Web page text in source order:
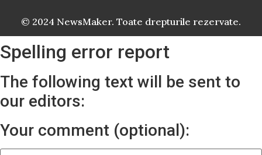
© 2024 NewsMaker. Toate drepturile rezervate.
Spelling error report
The following text will be sent to
our editors:
Your comment (optional):